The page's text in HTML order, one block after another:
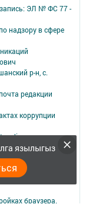
язылыгыз
ЭЛ № ФС 77 -
надзору в сфере
р-н, с.
редакции
коррупции
сервисов и
браузера.